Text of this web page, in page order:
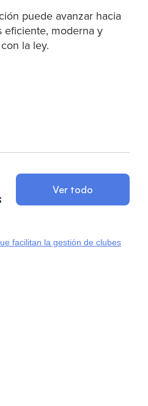
puede avanzar hacia
eficiente, moderna y
la ley.
Ver todo